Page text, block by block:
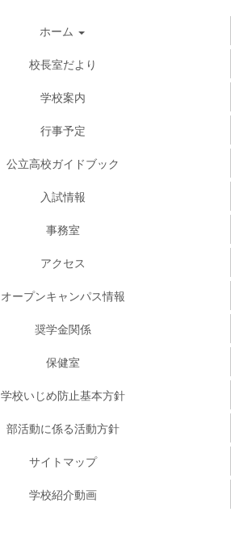
ホーム
校長室だより
学校案内
行事予定
公立高校ガイドブック
入試情報
事務室
アクセス
オープンキャンパス情報
奨学金関係
保健室
学校いじめ防止基本方針
部活動に係る活動方針
サイトマップ
学校紹介動画